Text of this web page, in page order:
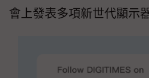
會上發表多項新世代顯示